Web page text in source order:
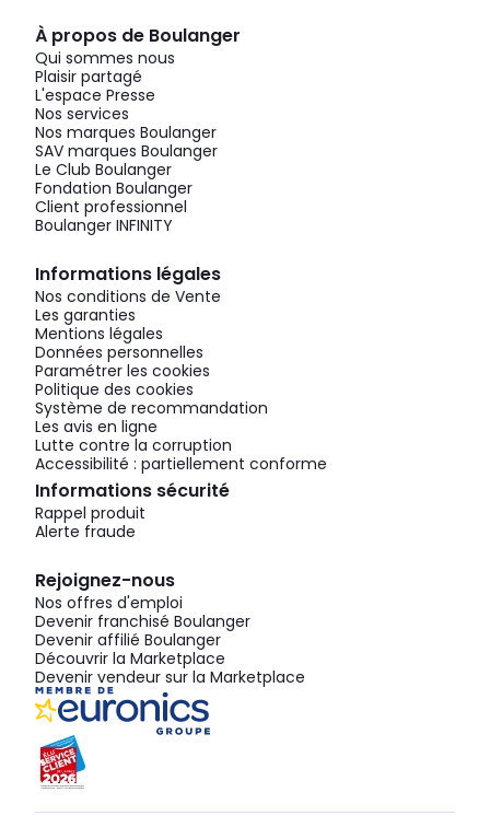
À propos de Boulanger
Qui sommes nous
Plaisir partagé
L'espace Presse
Nos services
Nos marques Boulanger
SAV marques Boulanger
Le Club Boulanger
Fondation Boulanger
Client professionnel
Boulanger INFINITY
Informations légales
Nos conditions de Vente
Les garanties
Mentions légales
Données personnelles
Paramétrer les cookies
Politique des cookies
Système de recommandation
Les avis en ligne
Lutte contre la corruption
Accessibilité : partiellement conforme
Informations sécurité
Rappel produit
Alerte fraude
Rejoignez-nous
Nos offres d'emploi
Devenir franchisé Boulanger
Devenir affilié Boulanger
Découvrir la Marketplace
Devenir vendeur sur la Marketplace